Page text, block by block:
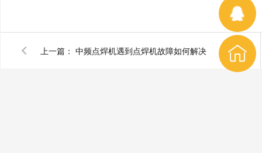
上一篇： 中频点焊机遇到点焊机故障如何解决